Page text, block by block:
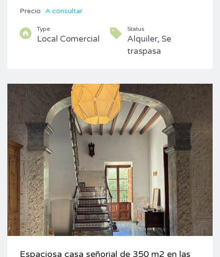
Precio A consultar
Type
Local Comercial
Status
Alquiler, Se
traspasa
Espaciosa casa señorial de 350 m2 en las